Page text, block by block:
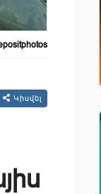
Կիսվել